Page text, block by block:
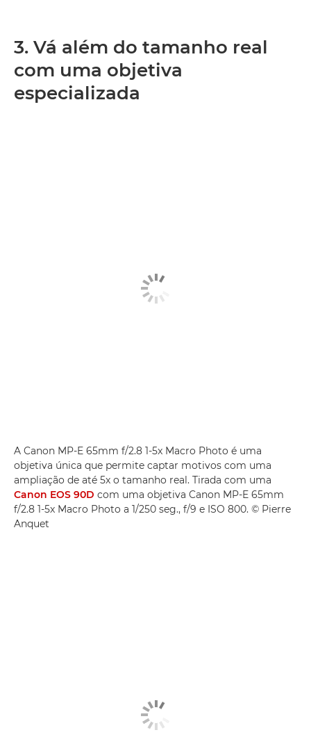
3. Vá além do tamanho real
com uma objetiva
especializada
A Canon MP-E 65mm f/2.8 1-5x Macro Photo é uma
objetiva única que permite captar motivos com uma
ampliação de até 5x o tamanho real. Tirada com uma
Canon EOS 90D com uma objetiva Canon MP-E 65mm
f/2.8 1-5x Macro Photo a 1/250 seg., f/9 e ISO 800. © Pierre
Anquet